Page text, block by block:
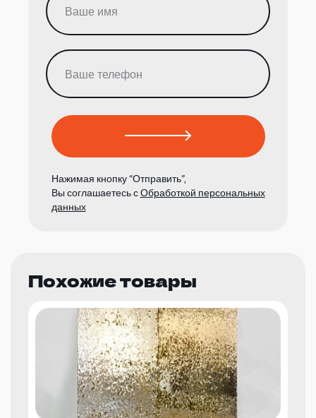
Нажимая кнопку “Отправить”,
Вы соглашаетесь сОбработкой персональных
данных
Похожие товары